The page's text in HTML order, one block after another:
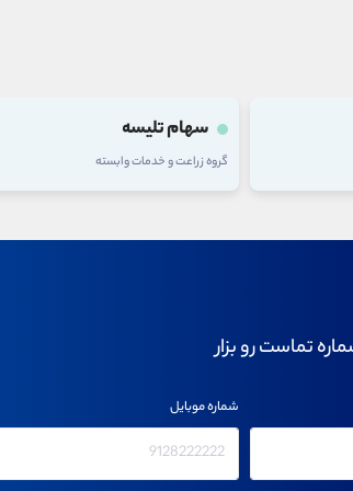
سهام وغدیر
گروه شرکتهای چند رشته ای صنعتی
تماست رو بزار
شماره موبایل